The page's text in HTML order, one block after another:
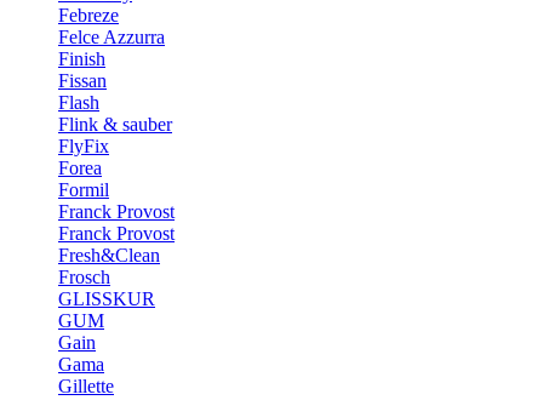
Febreze
Felce Azzurra
Finish
Fissan
Flash
Flink & sauber
FlyFix
Forea
Formil
Franck Provost
Franck Provost
Fresh&Clean
Frosch
GLISSKUR
GUM
Gain
Gama
Gillette